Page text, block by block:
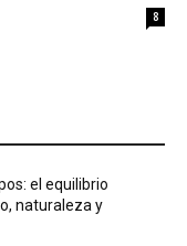
8
el equilibrio
naturaleza y